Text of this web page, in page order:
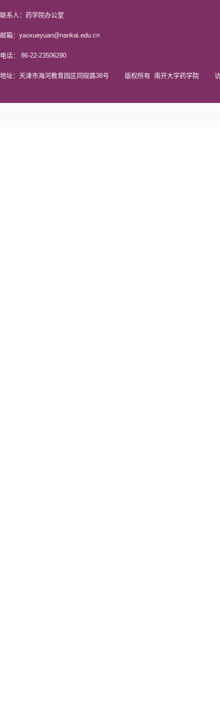
联系人：药学院办公室
邮箱：yaoxueyuan@nankai.edu.cn
电话： 86-22-23506290
地址：天津市海河教育园区同砚路38号 版权所有 南开大学药学院 访